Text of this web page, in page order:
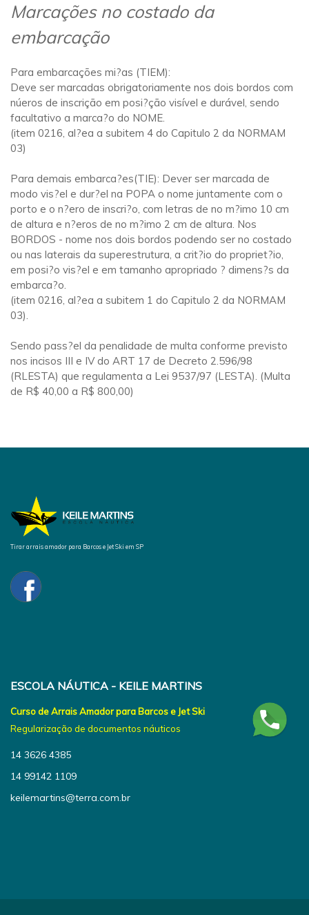
Marcações no costado da
embarcação
Para embarcações mi?as (TIEM):
Deve ser marcadas obrigatoriamente nos dois bordos com
núeros de inscrição em posi?ção visível e durável, sendo
facultativo a marca?o do NOME.
(item 0216, al?ea a subitem 4 do Capitulo 2 da NORMAM
03)
Para demais embarca?es(TIE): Dever ser marcada de
modo vis?el e dur?el na POPA o nome juntamente com o
porto e o n?ero de inscri?o, com letras de no m?imo 10 cm
de altura e n?eros de no m?imo 2 cm de altura. Nos
BORDOS - nome nos dois bordos podendo ser no costado
ou nas laterais da superestrutura, a crit?io do propriet?io,
em posi?o vis?el e em tamanho apropriado ? dimens?s da
embarca?o.
(item 0216, al?ea a subitem 1 do Capitulo 2 da NORMAM
03).
Sendo pass?el da penalidade de multa conforme previsto
nos incisos III e IV do ART 17 de Decreto 2.596/98
(RLESTA) que regulamenta a Lei 9537/97 (LESTA). (Multa
de R$ 40,00 a R$ 800,00)
Tirar arrais amador para Barcos e Jet Ski em SP
ESCOLA NÁUTICA - KEILE MARTINS
Curso de Arrais Amador para Barcos e Jet Ski
Regularização de documentos náuticos
14 3626 4385
14 99142 1109
keilemartins@terra.com.br